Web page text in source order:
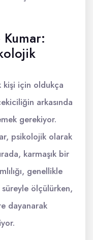
Kumar:
kişi için oldukça
arkasında
gerekiyor.
psikolojik olarak
karmaşık bir
genellikle
ölçülürken,
dayanarak